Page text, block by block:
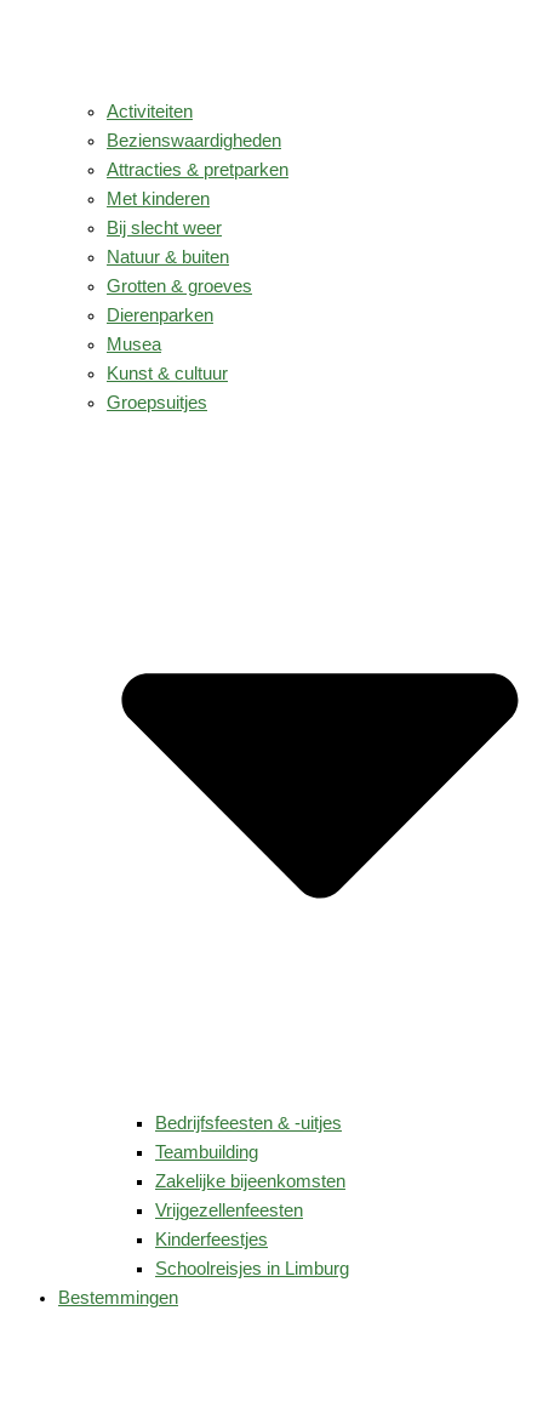
Activiteiten
Bezienswaardigheden
Attracties & pretparken
Met kinderen
Bij slecht weer
Natuur & buiten
Grotten & groeves
Dierenparken
Musea
Kunst & cultuur
Groepsuitjes
Bedrijfsfeesten & -uitjes
Teambuilding
Zakelijke bijeenkomsten
Vrijgezellenfeesten
Kinderfeestjes
Schoolreisjes in Limburg
Bestemmingen